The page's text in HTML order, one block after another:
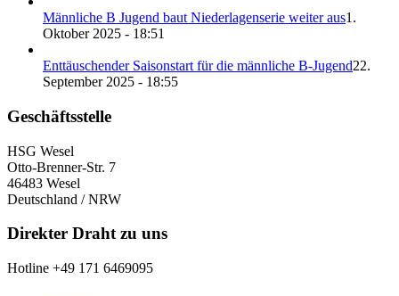
Männliche B Jugend baut Niederlagenserie weiter aus1.
Oktober 2025 - 18:51
Enttäuschender Saisonstart für die männliche B-Jugend22.
September 2025 - 18:55
Geschäftsstelle
HSG Wesel
Otto-Brenner-Str. 7
46483 Wesel
Deutschland / NRW
Direkter Draht zu uns
Hotline +49 171 6469095